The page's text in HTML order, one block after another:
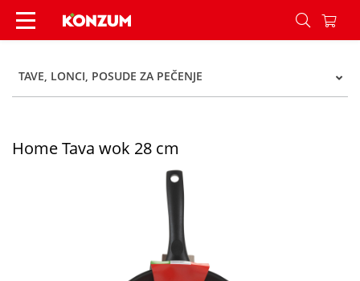
Home Tava wok 28 cm - Konzum
TAVE, LONCI, POSUDE ZA PEČENJE
Home Tava wok 28 cm